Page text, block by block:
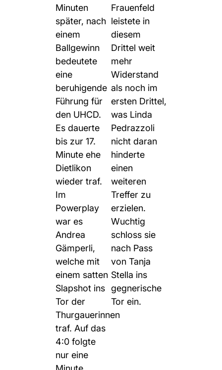
Minuten
später, nach
einem
Ballgewinn
bedeutete
eine
beruhigende
Führung für
den UHCD.
Es dauerte
bis zur 17.
Minute ehe
Dietlikon
wieder traf.
Im
Powerplay
war es
Andrea
Gämperli,
welche mit
einem satten
Slapshot ins
Tor der
Thurgauerinnen
traf. Auf das
4:0 folgte
nur eine
Frauenfeld
leistete in
diesem
Drittel weit
mehr
Widerstand
als noch im
ersten Drittel,
was Linda
Pedrazzoli
nicht daran
hinderte
einen
weiteren
Treffer zu
erzielen.
Wuchtig
schloss sie
nach Pass
von Tanja
Stella ins
gegnerische
Tor ein.